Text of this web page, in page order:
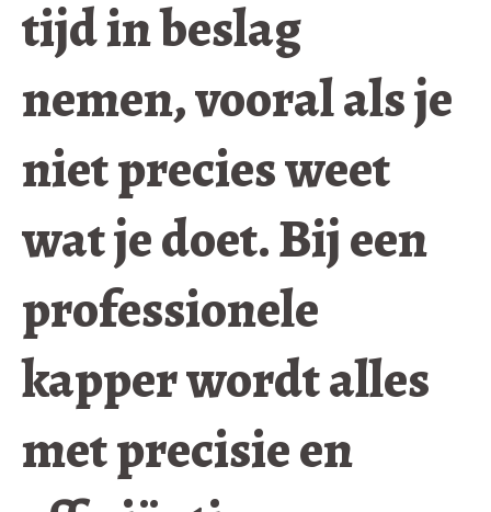
tijd in beslag
nemen, vooral als je
niet precies weet
wat je doet. Bij een
professionele
kapper wordt alles
met precisie en